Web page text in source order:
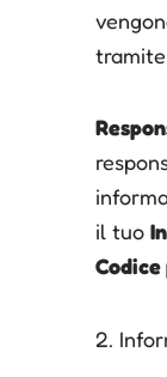
il tuo
2.